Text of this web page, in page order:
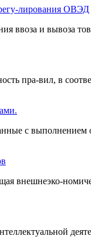
лирования ОВЭД
ввоза и вывоза
пра-вил, в
с
внешнеэко-